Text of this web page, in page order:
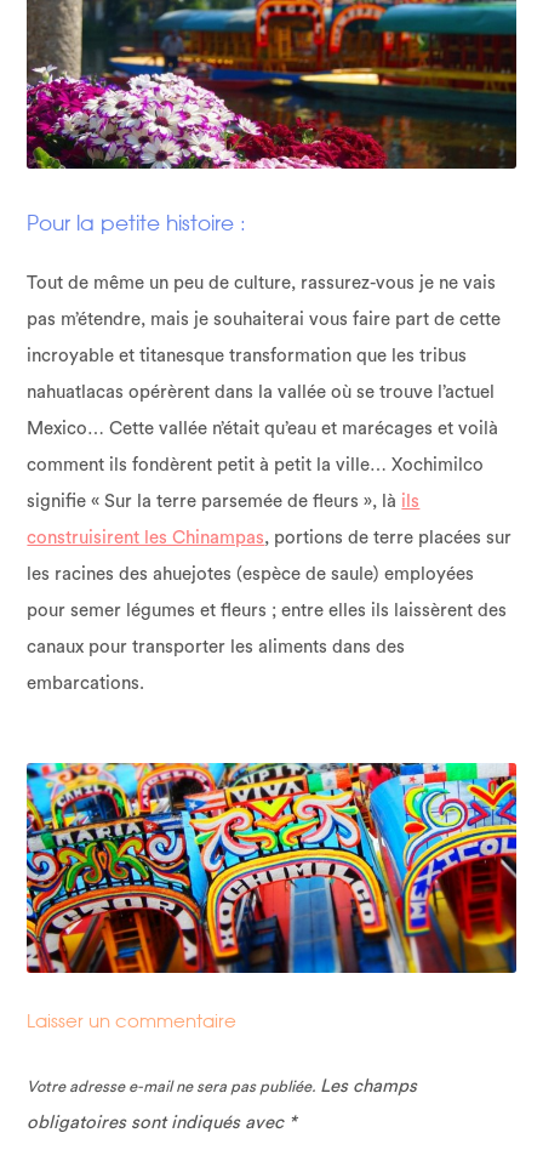
Pour la petite histoire :
Tout de même un peu de culture, rassurez-vous je ne vais
pas m’étendre, mais je souhaiterai vous faire part de cette
incroyable et titanesque transformation que les tribus
nahuatlacas opérèrent dans la vallée où se trouve l’actuel
Mexico… Cette vallée n’était qu’eau et marécages et voilà
comment ils fondèrent petit à petit la ville… Xochimilco
signifie « Sur la terre parsemée de fleurs », là ils
construisirent les Chinampas, portions de terre placées sur
les racines des ahuejotes (espèce de saule) employées
pour semer légumes et fleurs ; entre elles ils laissèrent des
canaux pour transporter les aliments dans des
embarcations.
Laisser un commentaire
Votre adresse e-mail ne sera pas publiée. Les champs
obligatoires sont indiqués avec *